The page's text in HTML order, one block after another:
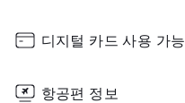
Sunday디지털 카드 사용 가능
항공편 정보